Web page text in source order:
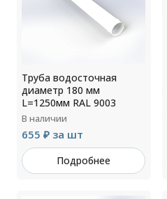
Труба водосточная
диаметр 180 мм
L=1250мм RAL 9003
В наличии
655 ₽ за шт
Подробнее